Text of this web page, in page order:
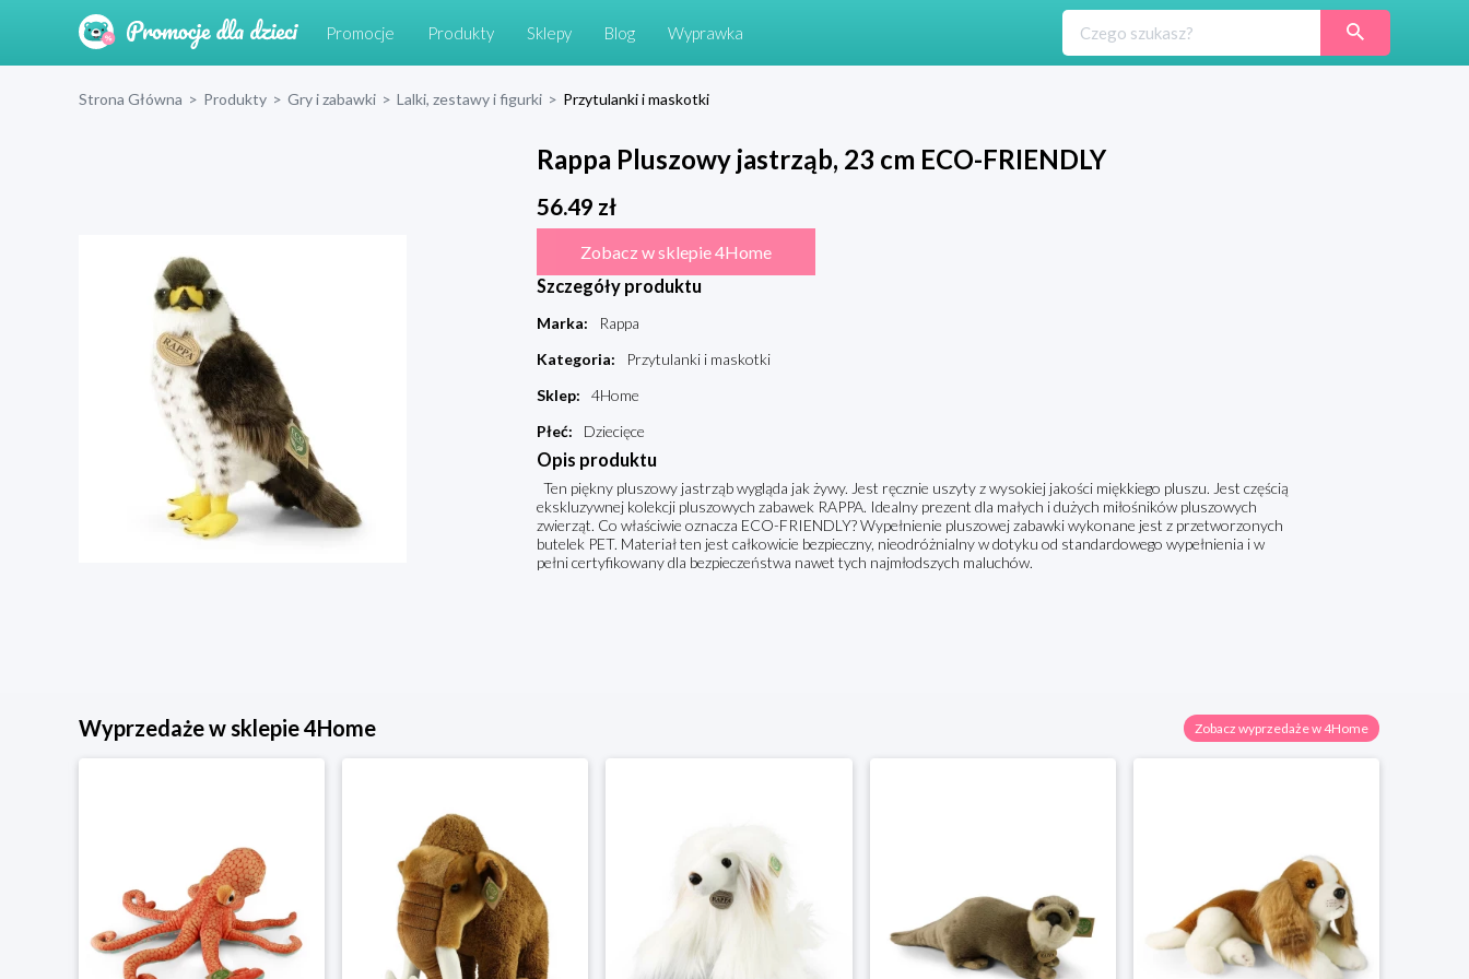
Promocje Produkty Sklepy Blog Wyprawka
Strona Główna > Produkty > Gry i zabawki > Lalki, zestawy i figurki > Przytulanki i maskotki
Rappa Pluszowy jastrząb, 23 cm ECO-FRIENDLY
56.49 zł
Zobacz w sklepie 4Home
Szczegóły produktu
Marka:
Rappa
Kategoria:
Przytulanki i maskotki
Sklep:
4Home
Płeć: Dziecięce
Opis produktu
Ten piękny pluszowy jastrząb wygląda jak żywy. Jest ręcznie uszyty z wysokiej jakości miękkiego pluszu. Jest częścią
ekskluzywnej kolekcji pluszowych zabawek RAPPA. Idealny prezent dla małych i dużych miłośników pluszowych
zwierząt. Co właściwie oznacza ECO-FRIENDLY? Wypełnienie pluszowej zabawki wykonane jest z przetworzonych
butelek PET. Materiał ten jest całkowicie bezpieczny, nieodróżnialny w dotyku od standardowego wypełnienia i w
pełni certyfikowany dla bezpieczeństwa nawet tych najmłodszych maluchów.
Wyprzedaże w sklepie 4Home Zobacz wyprzedaże w 4Home